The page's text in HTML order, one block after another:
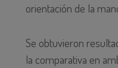
orientación de la
Se obtuvieron
la comparativa en